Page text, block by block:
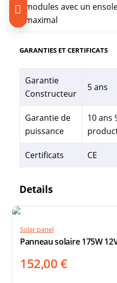
modules avec un
maximal
GARANTIES ET CERTIFICATS
Garantie
Constructeur
5 ans
Garantie de
puissance
10 ans
Certificats CE
Details
Solar panel
Panneau solaire 175W
152,00€